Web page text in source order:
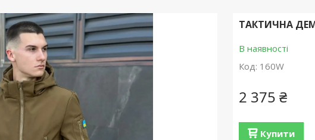
ТАКТИЧНА
В наявності
Код: 160W
2 375 ₴
Купити